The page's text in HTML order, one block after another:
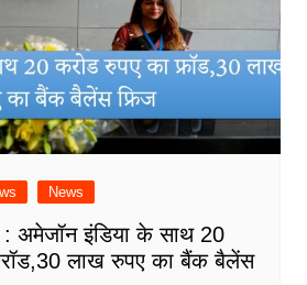
News
अमेजॉन इंडिया के साथ 20
लाख रुपए का बैंक बैलेंस